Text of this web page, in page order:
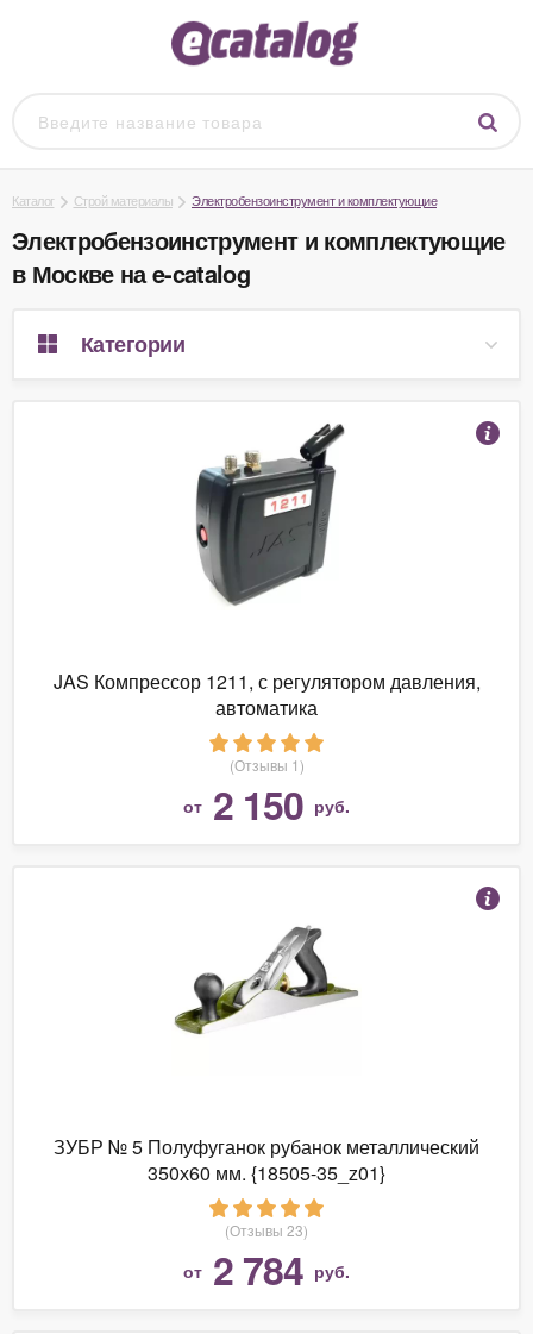
Каталог Строй материалы Электробензоинструмент и комплектующие
Электробензоинструмент и комплектующие
в Москве на e-catalog
Категории
JAS Компрессор 1211, с регулятором давления,
автоматика
(Отзывы 1)
от 2 150 руб.
ЗУБР № 5 Полуфуганок рубанок металлический
350х60 мм. {18505-35_z01}
(Отзывы 23)
от 2 784 руб.